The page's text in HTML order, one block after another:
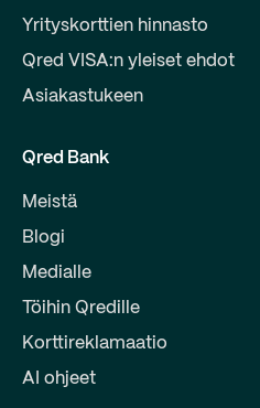
Yrityskorttien hinnasto
Qred VISA:n yleiset ehdot
Asiakastukeen
Qred Bank
Meistä
Blogi
Medialle
Töihin Qredille
Korttireklamaatio
AI ohjeet